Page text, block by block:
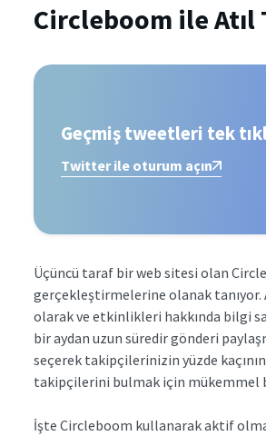
Circleboom ile
Geçmiş tweetleri tek
Twitter ile oturum açın
Üçüncü taraf bir web sitesi olan
gerçekleştirmelerine olanak tanıyor.
olarak ve etkinlikleri hakkında bilgi
bir aydan uzun süredir gönderi
seçerek takipçilerinizin yüzde
takipçilerini bulmak için mükemmel
İşte Circleboom kullanarak aktif